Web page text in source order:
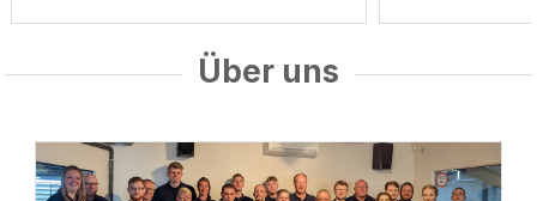
Über uns